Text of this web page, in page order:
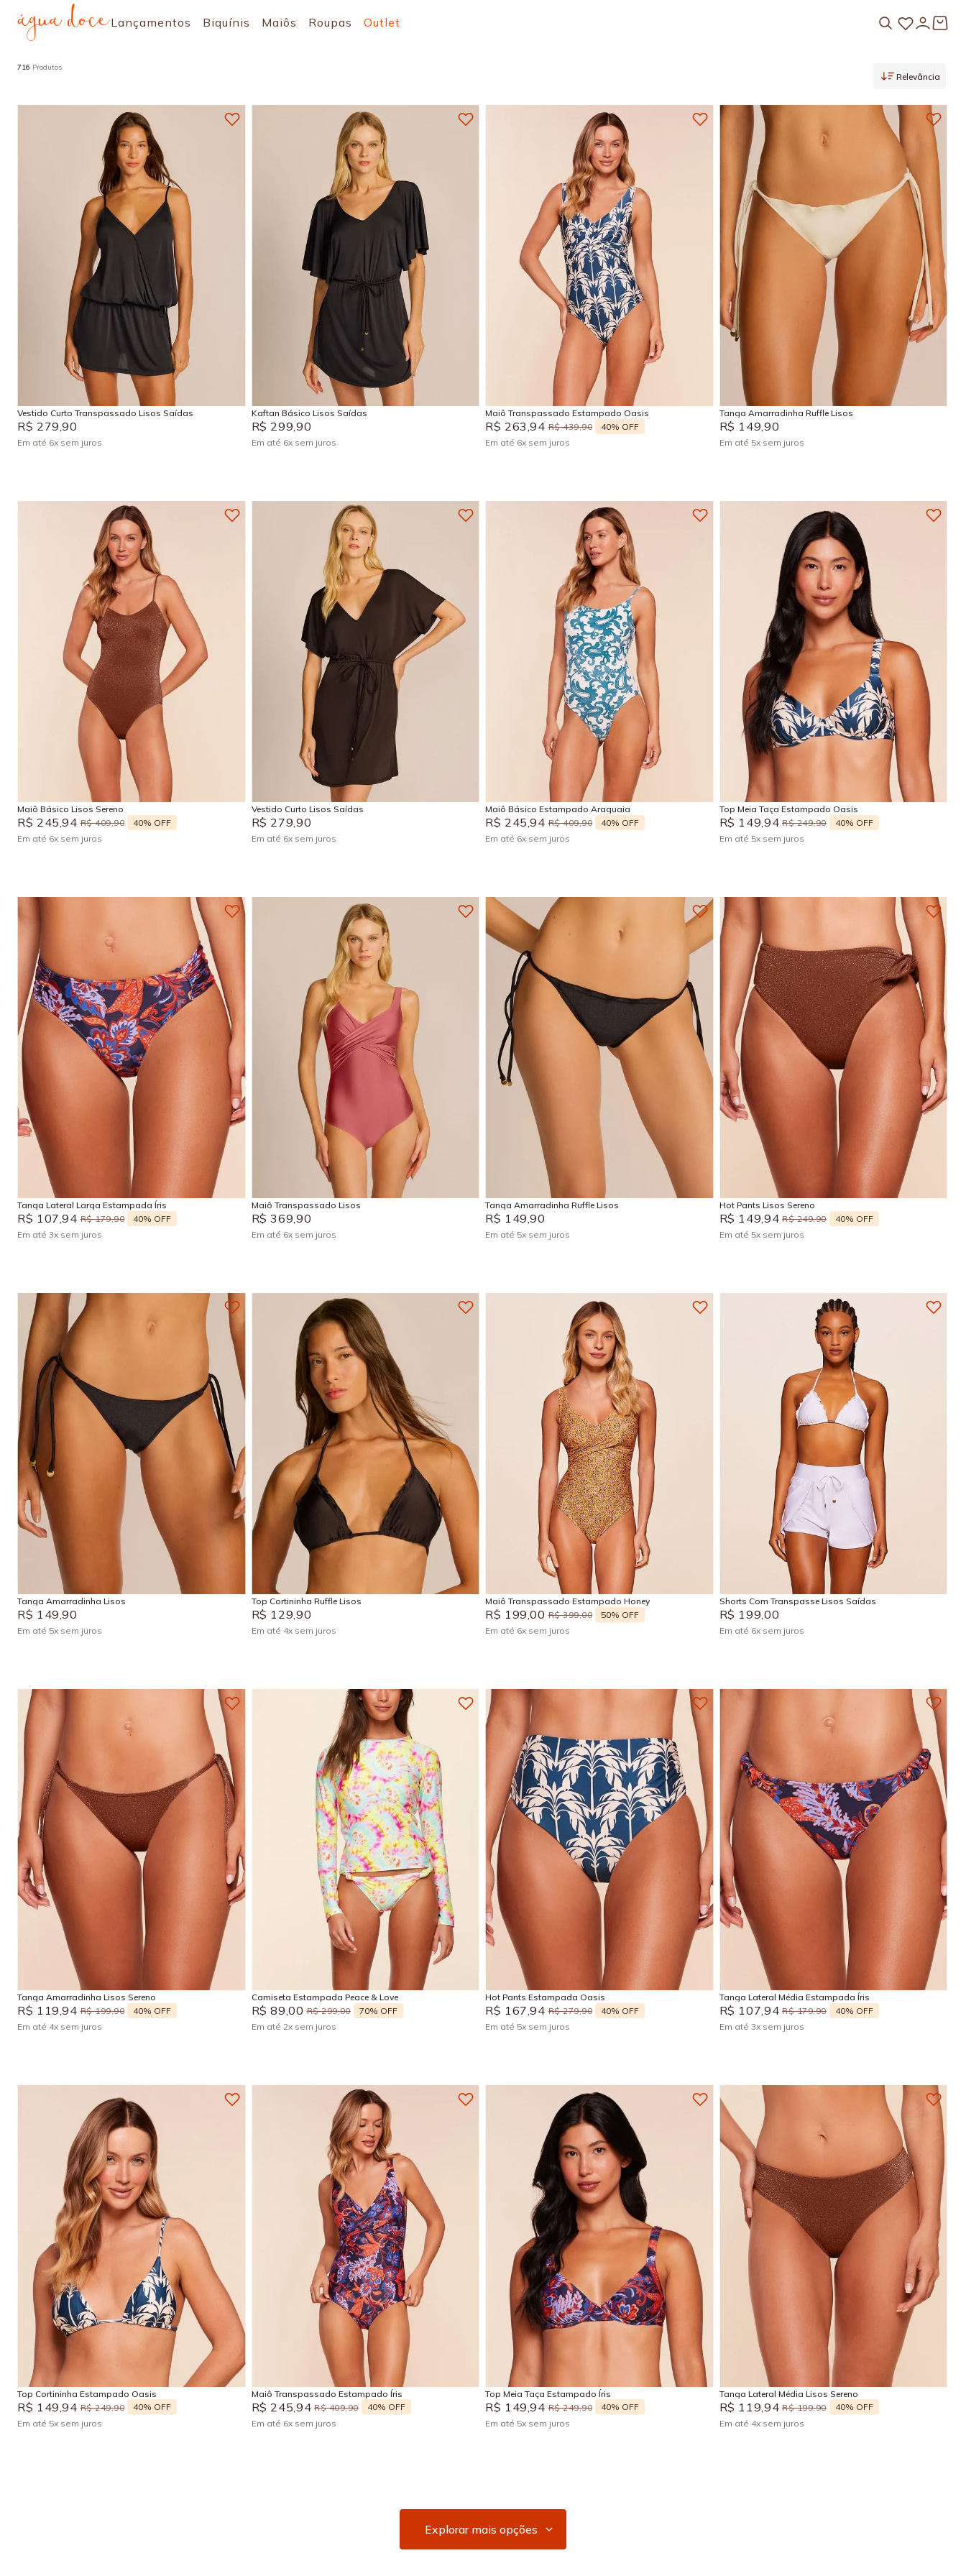
Lançamentos Biquínis Maiôs Roupas Outlet
716 Produtos
Relevância
P G GG
Adicionar na sacola
Vestido Curto Transpassado Lisos Saídas
R$ 279,90
Em até 6x sem juros
GG
Adicionar na sacola
Kaftan Básico Lisos Saídas
R$ 299,90
Em até 6x sem juros
Adicionar na sacola
Maiô Transpassado Estampado Oasis
R$ 263,94 R$ 439,90 40% OFF
Em até 6x sem juros
GG
Adicionar na sacola
Tanga Amarradinha Ruffle Lisos
R$ 149,90
Em até 5x sem juros
Adicionar na sacola
Maiô Básico Lisos Sereno
R$ 245,94 R$ 409,90 40% OFF
Em até 6x sem juros
P
Adicionar na sacola
Vestido Curto Lisos Saídas
R$ 279,90
Em até 6x sem juros
G GG
Adicionar na sacola
Maiô Básico Estampado Araguaia
R$ 245,94 R$ 409,90 40% OFF
Em até 6x sem juros
P M G GG
Top Meia Taça Estampado Oasis
R$ 149,94 R$ 249,90 40% OFF
Em até 5x sem juros
Adicionar na sacola
Tanga Lateral Larga Estampada Íris
R$ 107,94 R$ 179,90 40% OFF
Em até 3x sem juros
M G
Adicionar na sacola
Maiô Transpassado Lisos
R$ 369,90
Em até 6x sem juros
Tanga Amarradinha Ruffle Lisos
R$ 149,90
Em até 5x sem juros
GG
Adicionar na sacola
Hot Pants Lisos Sereno
R$ 149,94 R$ 249,90 40% OFF
Em até 5x sem juros
Adicionar na sacola
Tanga Amarradinha Lisos
R$ 149,90
Em até 5x sem juros
M G GG
Top Cortininha Ruffle Lisos
R$ 129,90
Em até 4x sem juros
G GG EG
Adicionar na sacola
Maiô Transpassado Estampado Honey
R$ 199,00 R$ 399,00 50% OFF
Em até 6x sem juros
G P M
Adicionar na sacola
Shorts Com Transpasse Lisos Saídas
R$ 199,00
Em até 6x sem juros
P G
Tanga Amarradinha Lisos Sereno
R$ 119,94 R$ 199,90 40% OFF
Em até 4x sem juros
Adicionar na sacola
Camiseta Estampada Peace & Love
R$ 89,00 R$ 299,00 70% OFF
Em até 2x sem juros
Adicionar na sacola
Hot Pants Estampada Oasis
R$ 167,94 R$ 279,90 40% OFF
Em até 5x sem juros
G GG
Adicionar na sacola
Tanga Lateral Média Estampada Íris
R$ 107,94 R$ 179,90 40% OFF
Em até 3x sem juros
G GG
Adicionar na sacola
Top Cortininha Estampado Oasis
R$ 149 ,94 R$ 249,90 40% OFF
Em até 5x sem juros
M G
Adicionar na sacola
Maiô Transpassado Estampado Íris
R$ 245 94 R$ 409,90 40% OFF
Em até 6x sem juros
P M GG
Top Meia Taça Estampado Íris
R$ 149 ,94 R$ 249,90 40% OFF
Em até 5x sem juros
M
Adicionar na sacola
Tanga Lateral Média Lisos Sereno
R$ 119 94 R$ 199,90 40% OFF
Em até 4x sem juros